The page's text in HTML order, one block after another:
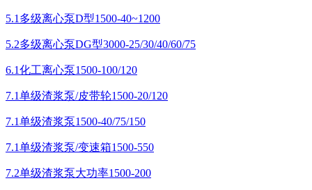
5.1多级离心泵D型1500-40~1200
5.2多级离心泵DG型3000-25/30/40/60/75
6.1化工离心泵1500-100/120
7.1单级渣浆泵/皮带轮1500-20/120
7.1单级渣浆泵1500-40/75/150
7.1单级渣浆泵/变速箱1500-550
7.2单级渣浆泵大功率1500-200